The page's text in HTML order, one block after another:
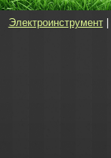
Электроинструмент|